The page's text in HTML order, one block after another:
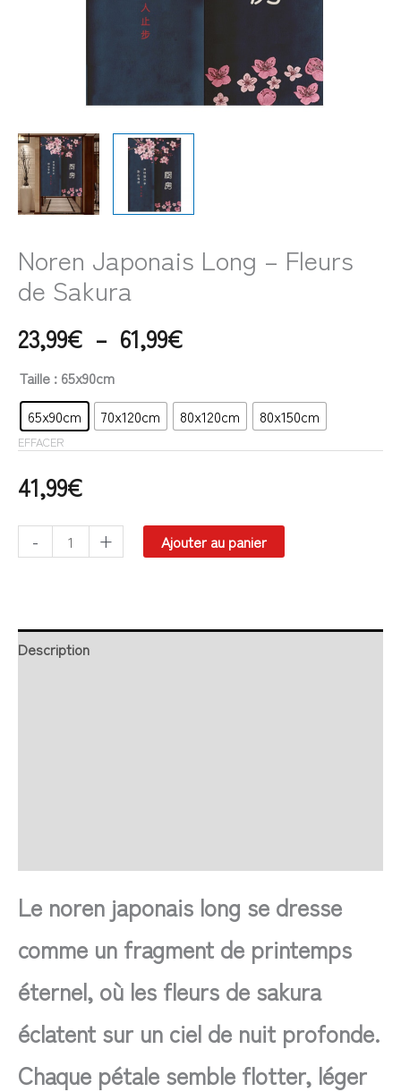
Noren Japonais Long – Fleurs
de Sakura
23,99€ – 61,99€
Taille : 65x90cm
65x90cm
70x120cm 80x120cm 80x150cm
EFFACER
41,99€
- + Ajouter au panier
Description
Le noren japonais long se dresse
comme un fragment de printemps
éternel, où les fleurs de sakura
éclatent sur un ciel de nuit profonde.
Chaque pétale semble flotter, léger